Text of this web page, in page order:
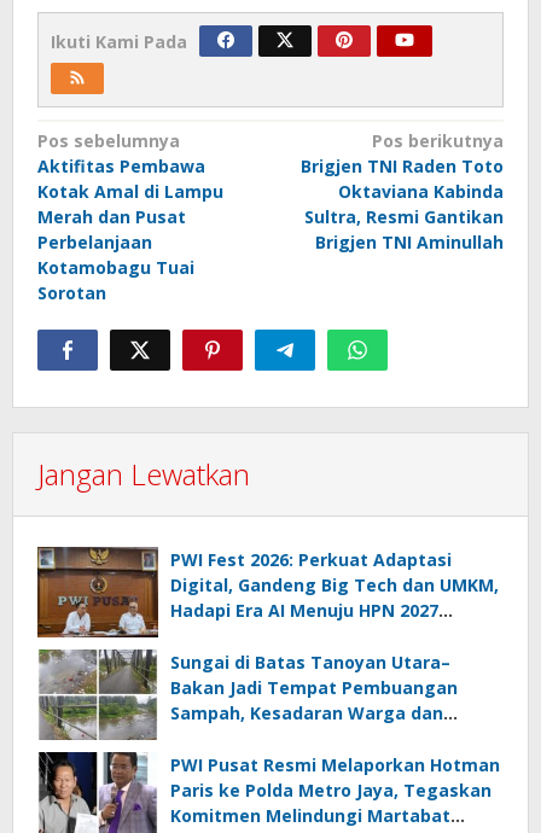
Ikuti Kami Pada
Navigasi
pos
Pos sebelumnya
Aktifitas Pembawa
Kotak Amal di Lampu
Merah dan Pusat
Perbelanjaan
Kotamobagu Tuai
Sorotan
Pos berikutnya
Brigjen TNI Raden Toto
Oktaviana Kabinda
Sultra, Resmi Gantikan
Brigjen TNI Aminullah
Jangan Lewatkan
PWI Fest 2026: Perkuat Adaptasi
Digital, Gandeng Big Tech dan UMKM,
Hadapi Era AI Menuju HPN 2027
Sungai di Batas Tanoyan Utara–
Bakan Jadi Tempat Pembuangan
Sampah, Kesadaran Warga dan
PWI Pusat Resmi Melaporkan Hotman
Paris ke Polda Metro Jaya, Tegaskan
Komitmen Melindungi Martabat